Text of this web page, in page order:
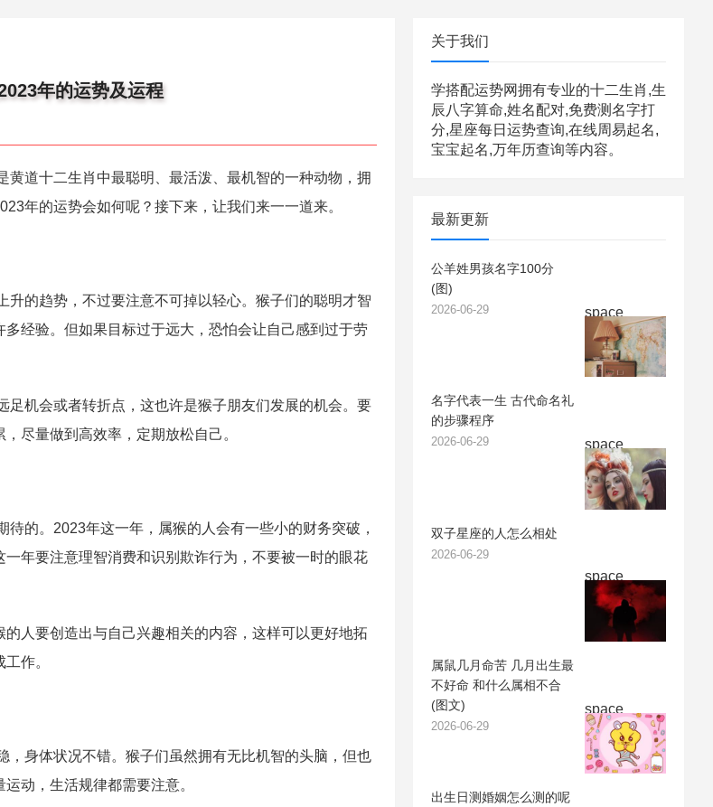
年的运势及运程
道十二生肖中最聪明、最活泼、最机智的一种动物，拥
年的运势会如何呢？接下来，让我们来一一道来。
升的趋势，不过要注意不可掉以轻心。猴子们的聪明才智
经验。但如果目标过于远大，恐怕会让自己感到过于劳
足机会或者转折点，这也许是猴子朋友们发展的机会。要
尽量做到高效率，定期放松自己。
的。2023年这一年，属猴的人会有一些小的财务突破，
年要注意理智消费和识别欺诈行为，不要被一时的眼花
人要创造出与自己兴趣相关的内容，这样可以更好地拓
作。
，身体状况不错。猴子们虽然拥有无比机智的头脑，但也
动，生活规律都需要注意。
关于我们
学搭配运势网拥有专业的十二生肖,生
辰八字算命,姓名配对,免费测名字打
分,星座每日运势查询,在线周易起名,
宝宝起名,万年历查询等内容。
最新更新
space
公羊姓男孩名字100分
(图)
2026-06-29
space
名字代表一生 古代命名礼
的步骤程序
2026-06-29
space
双子星座的人怎么相处
2026-06-29
space
属鼠几月命苦 几月出生最
不好命 和什么属相不合
(图文)
2026-06-29
出生日测婚姻怎么测的呢